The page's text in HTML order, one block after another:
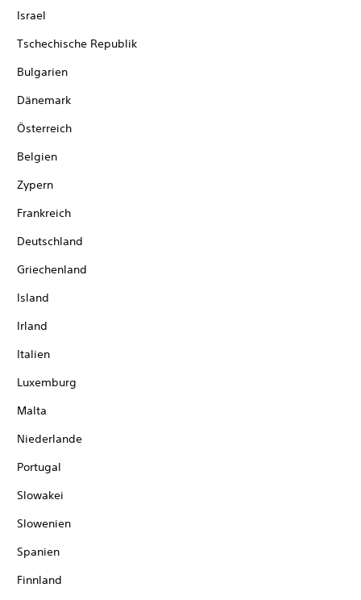
Israel
Tschechische Republik
Bulgarien
Dänemark
Österreich
Belgien
Zypern
Frankreich
Deutschland
Griechenland
Island
Irland
Italien
Luxemburg
Malta
Niederlande
Portugal
Slowakei
Slowenien
Spanien
Finnland